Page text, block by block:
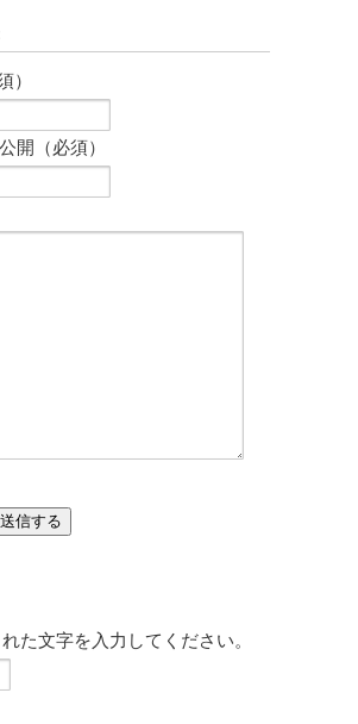
）
開（必須）
れた文字を入力してください。